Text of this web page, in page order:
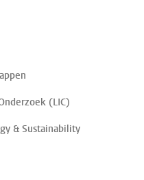
(LIC)
& Sustainability